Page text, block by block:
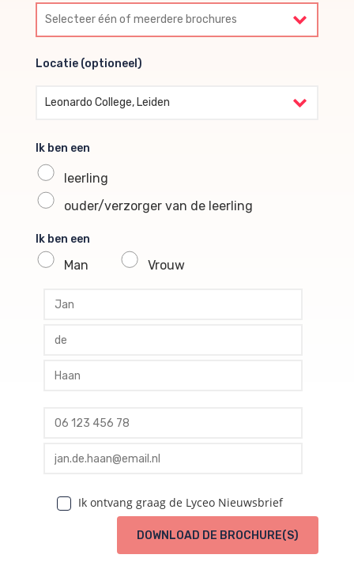
Selecteer één of meerdere brochures
Locatie (optioneel)
Locatie (optioneel)
Leonardo College, Leiden
Ik ben een
leerling
ouder/verzorger van de leerling
Ik ben een
Man Vrouw
profile voornaam
profile tussenvoegsel
profile achternaam
profile telefoon
profile email
Ik ontvang graag de Lyceo Nieuwsbrief
DOWNLOAD DE BROCHURE(S)